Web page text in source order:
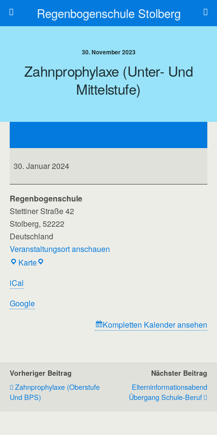
Regenbogenschule Stolberg
30. November 2023
Zahnprophylaxe (Unter- Und
Mittelstufe)
Mittelstufe)
30. Januar 2024
Regenbogenschule
Stettiner Straße 42
Stolberg, 52222
Deutschland
Veranstaltungsort anschauen
KarteRegenbogenschule
iCal
Google
Kompletten Kalender ansehen
Vorheriger Beitrag
Zahnprophylaxe (Oberstufe
Und BPS)
Nächster Beitrag
Elterninformationsabend
Übergang Schule-Beruf